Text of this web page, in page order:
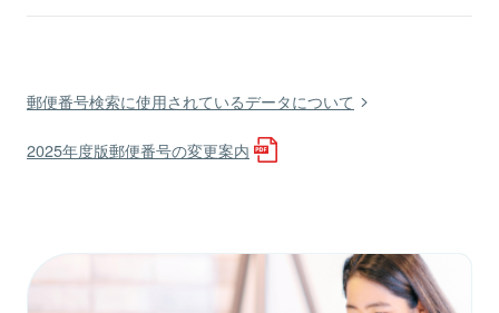
郵便番号検索に使用されているデータについて
2025年度版郵便番号の変更案内